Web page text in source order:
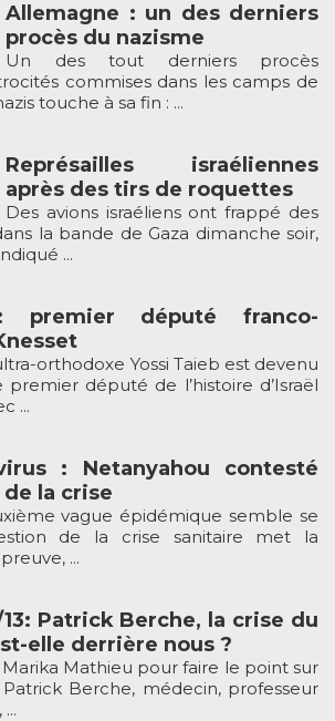
Allemagne : un des derniers
procès du nazisme
Un des tout derniers procès
commises dans les camps de
touche à sa fin : ...
Représailles israéliennes
après des tirs de roquettes
Des avions israéliens ont frappé des
la bande de Gaza dimanche soir,
...
premier député franco-
orthodoxe Yossi Taieb est devenu
député de l’histoire d’Israël
...
: Netanyahou contesté
la crise
vague épidémique semble se
de la crise sanitaire met la
...
13: Patrick Berche, la crise du
elle derrière nous ?
Marika Mathieu pour faire le point sur
Patrick Berche, médecin, professeur